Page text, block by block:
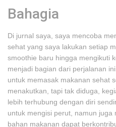
Bahagia
Di jurnal saya, saya mencoba
sehat yang saya lakukan setiap
smoothie baru hingga mengikuti
menjadi bagian dari perjalanan
untuk memasak makanan sehat
menakutkan, tapi tak diduga,
lebih terhubung dengan diri
untuk mengisi perut, namun juga
bahan makanan dapat